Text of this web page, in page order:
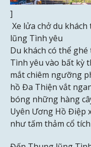
]
Xe lửa chở du
lũng Tình yêu
Du khách có thể
Tình yêu vào bất kỳ
mắt chiêm ngưỡng
hồ Đa Thiện vắt
bóng những hàng
Uyên Ương Hồ Điệp
như tấm thảm cổ